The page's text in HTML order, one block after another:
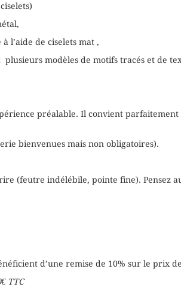
l’aide de ciselets mat ,
plusieurs modèles de motifs tracés et de
préalable. Il convient
bienvenues mais non obligatoires).
(feutre indélébile, pointe fine). Pensez
d’une remise de 10% sur le prix
TTC